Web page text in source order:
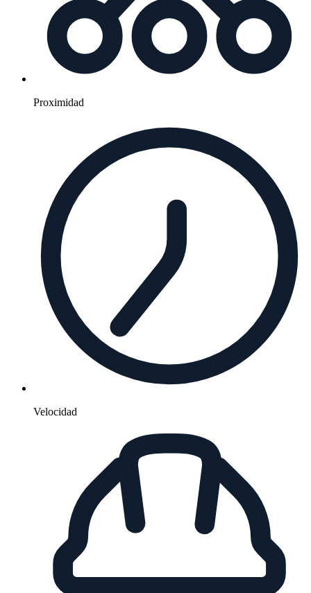
Proximidad
Velocidad